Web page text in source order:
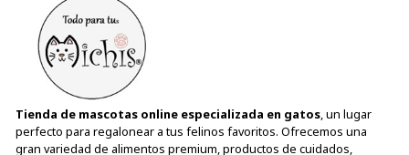
Tienda de mascotas online especializada en gatos, un lugar
perfecto para regalonear a tus felinos favoritos. Ofrecemos una
gran variedad de alimentos premium, productos de cuidados,